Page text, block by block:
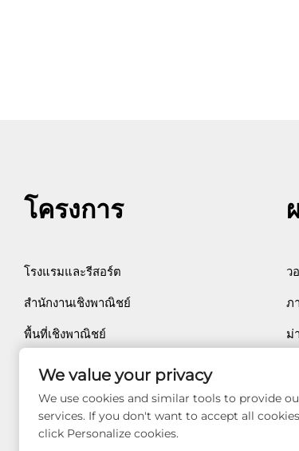
โครงการ
โรงแรมและรีสอร์ต
สำนักงานเชิงพาณิชย์
พื้นที่เชิงพาณิชย์
ที่พักอาศัยส่วนตัว
ด้านการแพทย์
ว
ภ
ม่
We value your privacy
We use cookies and similar tools to provide
services. If you don't want to accept all
click Personalize cookies.